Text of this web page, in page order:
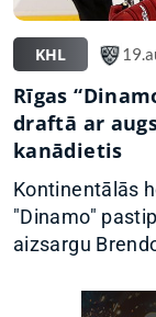
KHL
Rīgas
draftā ar
kanādietis
Kontinentālās
"Dinamo"
aizsargu